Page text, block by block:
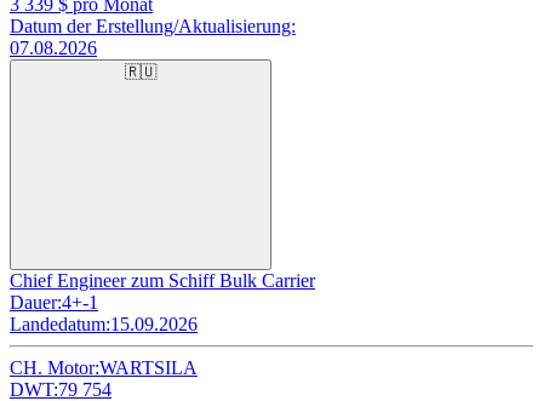
Datum der Erstellung/Aktualisierung:
07.08.2026
🇷🇺
Chief Engineer zum Schiff Bulk Carrier
Dauer:4+-1
Landedatum:15.09.2026
CH. Motor:WARTSILA
DWT:79 754